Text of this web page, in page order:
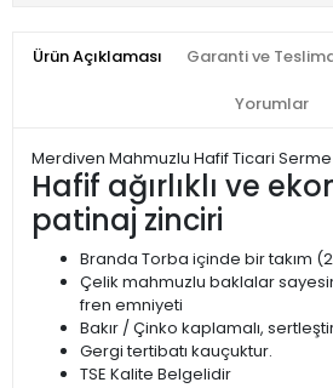
Ürün Açıklaması Garanti ve
Yorumlar
Merdiven Mahmuzlu Hafif Ticari
Hafif ağırlıklı ve
patinaj zinciri
Branda Torba içinde bir takım
Çelik mahmuzlu baklalar
fren emniyeti
Bakır / Çinko kaplamalı,
Gergi tertibatı kauçuktur.
TSE Kalite Belgelidir